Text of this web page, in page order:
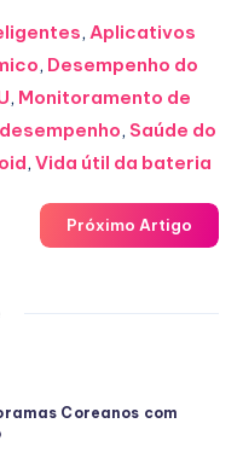
,Aplicativos
, Desempenho do
, Monitoramento de
, Saúde do
, Vida útil da bateria
Próximo Artigo
Coreanos com